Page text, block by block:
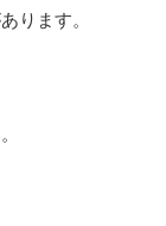
ります。